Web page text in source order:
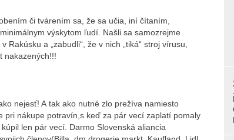
či tvárením sa, že sa učia, iní čítaním,
výskytom ľudí. Našli sa samozrejme
a „zabudli“, že v nich „tiká“ stroj vírusu,
nakazených!!!
nejesť! A tak ako nutné zlo prežíva namiesto
pri nákupe potravín,s keď za pár vecí zaplatí pomaly
len pár vecí. Darmo Slovenská aliancia